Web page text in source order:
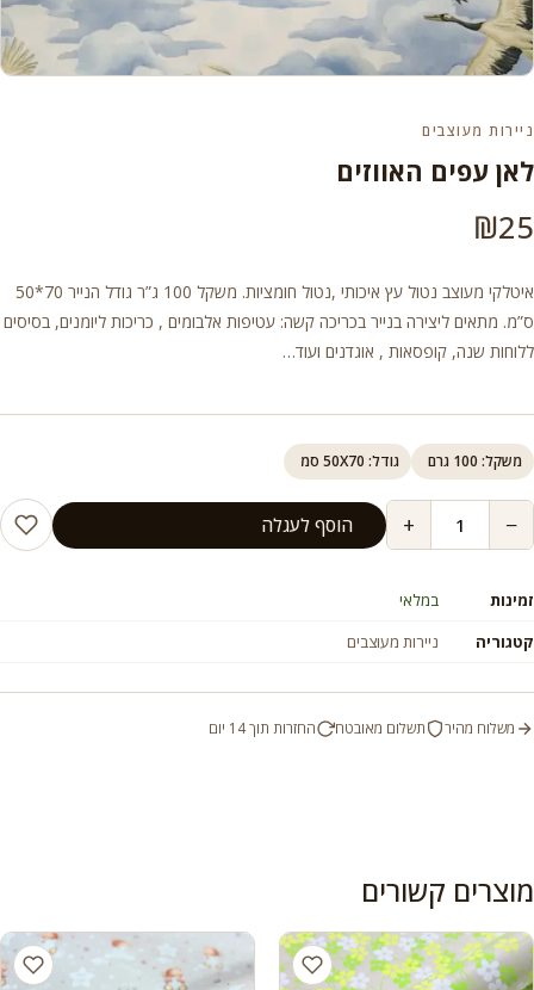
ניירות מעוצבים
לאן עפים האווזים
₪25
איטלקי מעוצב נטול עץ איכותי ,נטול חומציות. משקל 100 ג”ר גודל הנייר 70*50
ס”מ. מתאים ליצירה בנייר בכריכה קשה: עטיפות אלבומים , כריכות ליומנים, בסיסים
ללוחות שנה, קופסאות , אוגדנים ועוד…
משקל: 100 גרם גודל: 50X70 סמ
−
+ הוסף לעגלה
זמינות
במלאי
קטגוריה
ניירות מעוצבים
משלוח מהיר תשלום מאובטח החזרות תוך 14 יום
מוצרים קשורים